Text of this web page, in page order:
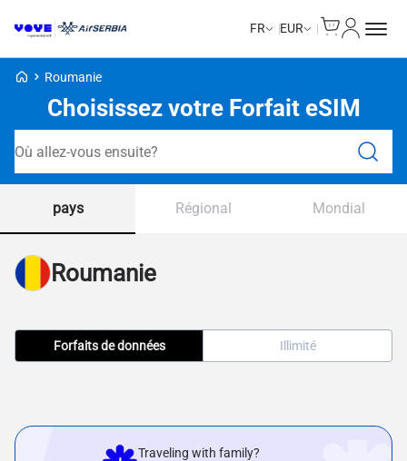
FR EUR
Voye Homepage
Roumanie
Choisissez votre Forfait eSIM
pays Régional Mondial
Roumanie
Forfaits de données Illimité
Traveling with family?